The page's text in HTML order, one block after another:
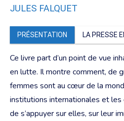
JULES FALQUET
PRÉSENTATION LA PRESSE
Ce livre part d’un point de vue
en lutte. Il montre comment, de
femmes sont au cœur de la
institutions internationales et
de s’appuyer sur elles, sur leur